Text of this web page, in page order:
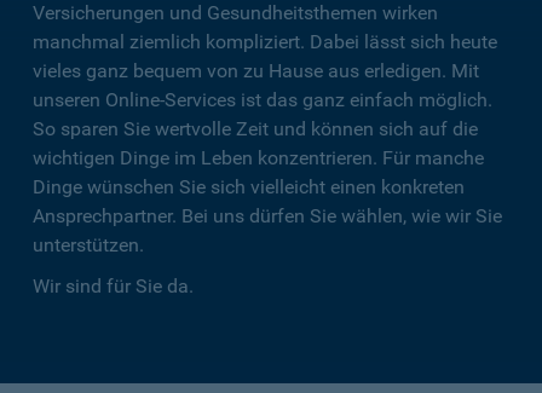
Versicherungen und Gesundheitsthemen wirken
manchmal ziemlich kompliziert. Dabei lässt sich heute
vieles ganz bequem von zu Hause aus erledigen. Mit
unseren Online-Services ist das ganz einfach möglich.
So sparen Sie wertvolle Zeit und können sich auf die
wichtigen Dinge im Leben konzentrieren. Für manche
Dinge wünschen Sie sich vielleicht einen konkreten
Ansprechpartner. Bei uns dürfen Sie wählen, wie wir Sie
unterstützen.
Wir sind für Sie da.